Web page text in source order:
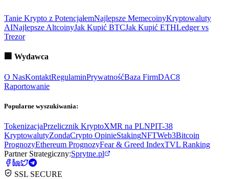
Tanie Krypto z PotencjałemNajlepsze MemecoinyKryptowaluty
AINajlepsze AltcoinyJak Kupić BTCJak Kupić ETHLedger vs
Trezor
🏢 Wydawca
O NasKontaktRegulaminPrywatnośćBaza FirmDAC8
Raportowanie
Popularne wyszukiwania:
TokenizacjaPrzelicznik KryptoXMR na PLNPIT-38
KryptowalutyZondaCrypto OpinieStakingNFTWeb3Bitcoin
PrognozyEthereum PrognozyFear & Greed IndexTVL Ranking
Partner Strategiczny:Sprytne.pl
SSL SECURE